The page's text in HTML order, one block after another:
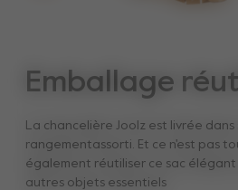
Emballage
La chancelière Joolz est livrée
rangementassorti. Et ce n'est pas
également réutiliser ce sac
autres objets essentiels